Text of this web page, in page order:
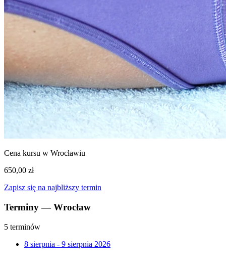
Cena kursu w Wrocławiu
650,00 zł
Zapisz się na najbliższy termin
Terminy — Wrocław
5 terminów
8 sierpnia - 9 sierpnia 2026